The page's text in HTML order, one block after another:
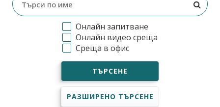
Онлайн запитване
Онлайн видео среща
Среща в офис
ТЪРСЕНЕ
РАЗШИРЕНО ТЪРСЕНЕ